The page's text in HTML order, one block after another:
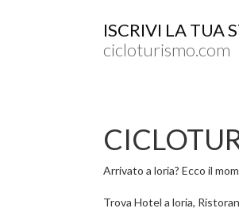
ISCRIVI LA TUA
cicloturismo.com
Arrivato a loria? Ecco il
Trova Hotel a loria,